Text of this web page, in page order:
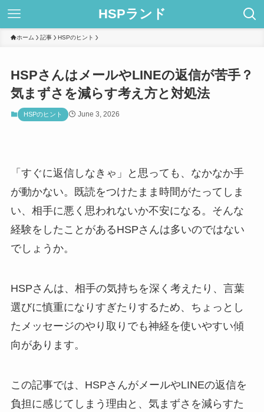
HSPランド
ホーム 記事 HSPのヒント
HSPさんはメールやLINEの返信が苦手？
気まずさを減らす考え方と対処法
HSPのヒント June 3, 2026
「すぐに返信しなきゃ」と思っても、なかなか手
が動かない。既読をつけたまま時間がたってしま
い、相手に悪く思われないか不安になる。そんな
経験をしたことがあるHSPさんは多いのではない
でしょうか。
HSPさんは、相手の気持ちを深く考えたり、言葉
選びに慎重になりすぎたりするため、ちょっとし
たメッセージのやり取りでも神経を使いやすい傾
向があります。
この記事では、HSPさんがメールやLINEの返信を
負担に感じてしまう理由と、気まずさを減らすた